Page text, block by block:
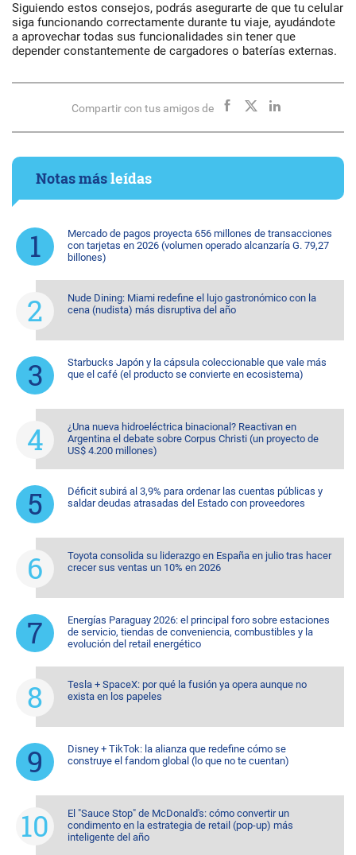
Siguiendo estos consejos, podrás asegurarte de que tu celular
siga funcionando correctamente durante tu viaje, ayudándote
a aprovechar todas sus funcionalidades sin tener que
depender constantemente de cargadores o baterías externas.
Compartir con tus amigos de
Notas másleídas
Mercado de pagos proyecta 656 millones de transacciones
con tarjetas en 2026 (volumen operado alcanzaría G. 79,27
billones)
Nude Dining: Miami redefine el lujo gastronómico con la
cena (nudista) más disruptiva del año
Starbucks Japón y la cápsula coleccionable que vale más
que el café (el producto se convierte en ecosistema)
¿Una nueva hidroeléctrica binacional? Reactivan en
Argentina el debate sobre Corpus Christi (un proyecto de
US$ 4.200 millones)
Déficit subirá al 3,9% para ordenar las cuentas públicas y
saldar deudas atrasadas del Estado con proveedores
Toyota consolida su liderazgo en España en julio tras hacer
crecer sus ventas un 10% en 2026
Energías Paraguay 2026: el principal foro sobre estaciones
de servicio, tiendas de conveniencia, combustibles y la
evolución del retail energético
Tesla + SpaceX: por qué la fusión ya opera aunque no
exista en los papeles
Disney + TikTok: la alianza que redefine cómo se
construye el fandom global (lo que no te cuentan)
El "Sauce Stop" de McDonald's: cómo convertir un
condimento en la estrategia de retail (pop-up) más
inteligente del año